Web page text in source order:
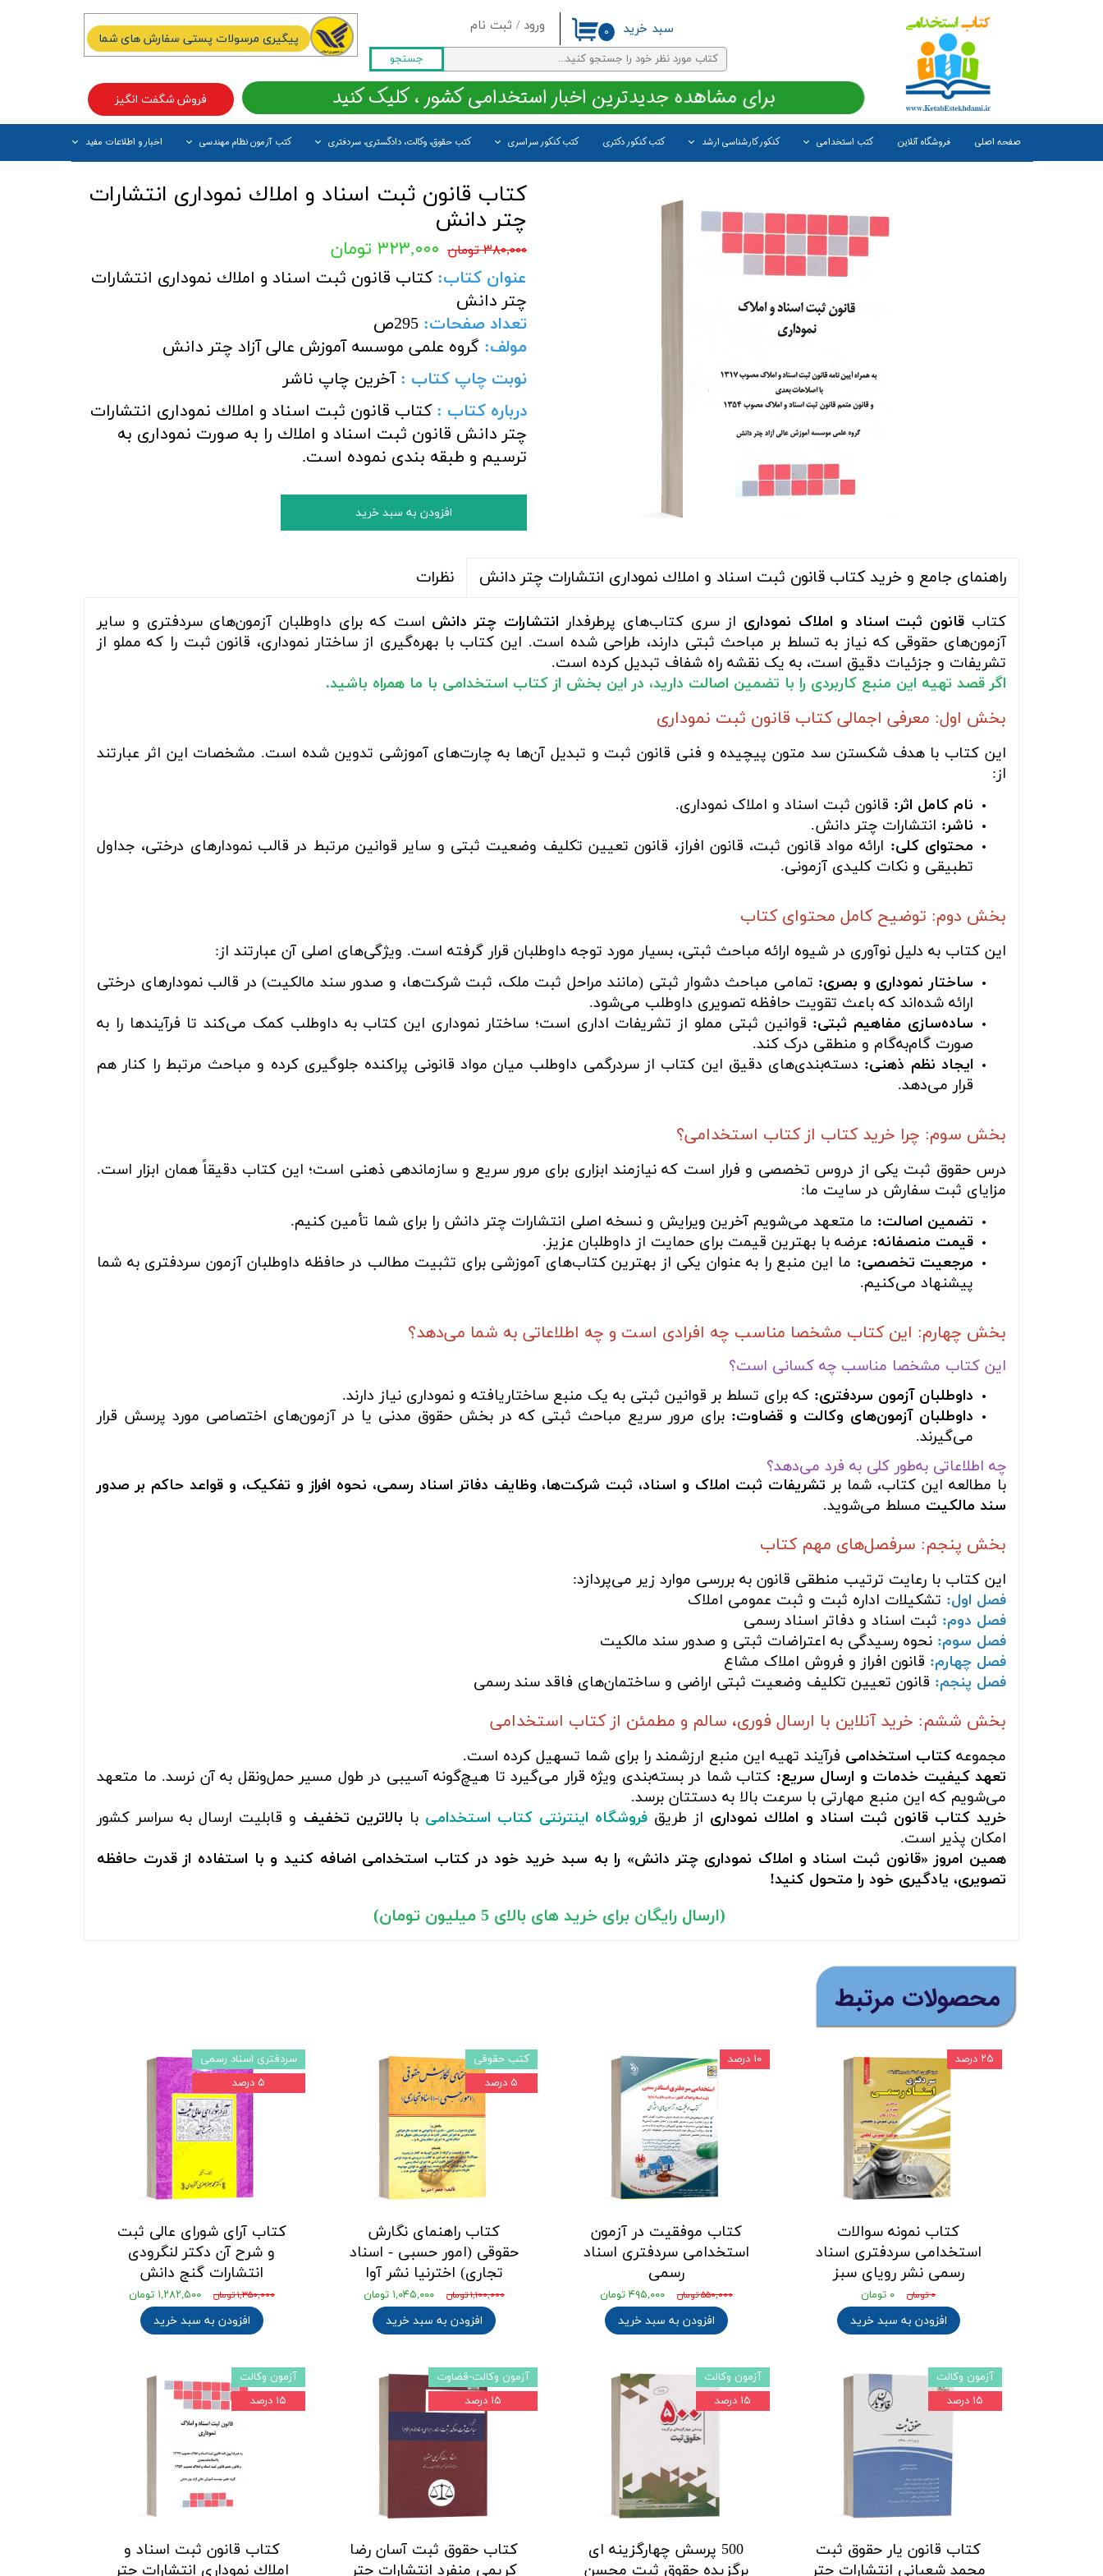
ورود / ثبت نام
حساب کاربری من
تغییر گذر واژه
سفارشات
خروج از حساب کاربری
جستجو
صفحه اصلی فروشگاه آنلاین کتب استخدامی کنکور کارشناسی ارشد کتب کنکور دکتری کتب کنکور سراسری کتب حقوق، وکالت، دادگستری، سردفتری کتب آزمون نظام مهندسی اخبار و اطلاعات مفید
۰ سبد خرید
فروش شگفت انگیز برای مشاهده جدیدترین اخبار استخدامی کشور ، کلیک کنید
پیگیری مرسولات پستی سفارش های شما
کتاب قانون ثبت اسناد و املاك نموداری انتشارات
چتر دانش
۳۸۰,۰۰۰ تومان ۳۲۳,۰۰۰ تومان
عنوان کتاب:کتاب قانون ثبت اسناد و املاك نموداری انتشارات
چتر دانش
تعداد صفحات: 295ص
مولف: گروه علمی موسسه آموزش عالی آزاد چتر دانش
نوبت چاپ کتاب :آخرین چاپ ناشر
درباره کتاب :کتاب قانون ثبت اسناد و املاك نموداری انتشارات
چتر دانش قانون ثبت اسناد و املاك را به صورت نموداری به
ترسیم و طبقه بندی نموده است.
افزودن به سبد خرید
راهنمای جامع و خرید کتاب قانون ثبت اسناد و املاك نموداری انتشارات چتر دانش نظرات
کتاب قانون ثبت اسناد و املاک نموداری از سری کتاب‌های پرطرفدار انتشارات چتر دانش است که برای داوطلبان آزمون‌های سردفتری و سایر
آزمون‌های حقوقی که نیاز به تسلط بر مباحث ثبتی دارند، طراحی شده است. این کتاب با بهره‌گیری از ساختار نموداری، قانون ثبت را که مملو از
تشریفات و جزئیات دقیق است، به یک نقشه راه شفاف تبدیل کرده است.
اگر قصد تهیه این منبع کاربردی را با تضمین اصالت دارید، در این بخش از کتاب استخدامی با ما همراه باشید.
بخش اول: معرفی اجمالی کتاب قانون ثبت نموداری
این کتاب با هدف شکستن سد متون پیچیده و فنی قانون ثبت و تبدیل آن‌ها به چارت‌های آموزشی تدوین شده است. مشخصات این اثر عبارتند
از:
نام کامل اثر: قانون ثبت اسناد و املاک نموداری.
ناشر: انتشارات چتر دانش.
محتوای کلی: ارائه مواد قانون ثبت، قانون افراز، قانون تعیین تکلیف وضعیت ثبتی و سایر قوانین مرتبط در قالب نمودارهای درختی، جداول
تطبیقی و نکات کلیدی آزمونی.
بخش دوم: توضیح کامل محتوای کتاب
این کتاب به دلیل نوآوری در شیوه ارائه مباحث ثبتی، بسیار مورد توجه داوطلبان قرار گرفته است. ویژگی‌های اصلی آن عبارتند از:
ساختار نموداری و بصری: تمامی مباحث دشوار ثبتی (مانند مراحل ثبت ملک، ثبت شرکت‌ها، و صدور سند مالکیت) در قالب نمودارهای درختی
ارائه شده‌اند که باعث تقویت حافظه تصویری داوطلب می‌شود.
ساده‌سازی مفاهیم ثبتی: قوانین ثبتی مملو از تشریفات اداری است؛ ساختار نموداری این کتاب به داوطلب کمک می‌کند تا فرآیندها را به
صورت گام‌به‌گام و منطقی درک کند.
ایجاد نظم ذهنی: دسته‌بندی‌های دقیق این کتاب از سردرگمی داوطلب میان مواد قانونی پراکنده جلوگیری کرده و مباحث مرتبط را کنار هم
قرار می‌دهد.
بخش سوم: چرا خرید کتاب از کتاب استخدامی؟
درس حقوق ثبت یکی از دروس تخصصی و فرار است که نیازمند ابزاری برای مرور سریع و سازماندهی ذهنی است؛ این کتاب دقیقاً همان ابزار است.
مزایای ثبت سفارش در سایت ما:
تضمین اصالت: ما متعهد می‌شویم آخرین ویرایش و نسخه اصلی انتشارات چتر دانش را برای شما تأمین کنیم.
قیمت منصفانه: عرضه با بهترین قیمت برای حمایت از داوطلبان عزیز.
مرجعیت تخصصی: ما این منبع را به عنوان یکی از بهترین کتاب‌های آموزشی برای تثبیت مطالب در حافظه داوطلبان آزمون سردفتری به شما
پیشنهاد می‌کنیم.
بخش چهارم: این کتاب مشخصا مناسب چه افرادی است و چه اطلاعاتی به شما می‌دهد؟
این کتاب مشخصا مناسب چه کسانی است؟
داوطلبان آزمون سردفتری: که برای تسلط بر قوانین ثبتی به یک منبع ساختاریافته و نموداری نیاز دارند.
داوطلبان آزمون‌های وکالت و قضاوت: برای مرور سریع مباحث ثبتی که در بخش حقوق مدنی یا در آزمون‌های اختصاصی مورد پرسش قرار
می‌گیرند.
چه اطلاعاتی به‌طور کلی به فرد می‌دهد؟
با مطالعه این کتاب، شما بر تشریفات ثبت املاک و اسناد، ثبت شرکت‌ها، وظایف دفاتر اسناد رسمی، نحوه افراز و تفکیک، و قواعد حاکم بر صدور
سند مالکیت مسلط می‌شوید.
بخش پنجم: سرفصل‌های مهم کتاب
این کتاب با رعایت ترتیب منطقی قانون به بررسی موارد زیر می‌پردازد:
فصل اول: تشکیلات اداره ثبت و ثبت عمومی املاک
فصل دوم: ثبت اسناد و دفاتر اسناد رسمی
فصل سوم: نحوه رسیدگی به اعتراضات ثبتی و صدور سند مالکیت
فصل چهارم: قانون افراز و فروش املاک مشاع
فصل پنجم: قانون تعیین تکلیف وضعیت ثبتی اراضی و ساختمان‌های فاقد سند رسمی
بخش ششم: خرید آنلاین با ارسال فوری، سالم و مطمئن از کتاب استخدامی
مجموعه کتاب استخدامی فرآیند تهیه این منبع ارزشمند را برای شما تسهیل کرده است.
تعهد کیفیت خدمات و ارسال سریع: کتاب شما در بسته‌بندی ویژه قرار می‌گیرد تا هیچ‌گونه آسیبی در طول مسیر حمل‌ونقل به آن نرسد. ما متعهد
می‌شویم که این منبع مهارتی با سرعت بالا به دستتان برسد.
خریدکتاب قانون ثبت اسناد و املاك نموداری از طریق فروشگاه اینترنتی کتاب استخدامی با بالاترین تخفیف و قابلیت ارسال به سراسر کشور
امکان پذیر است.
همین امروز «قانون ثبت اسناد و املاک نموداری چتر دانش» را به سبد خرید خود در کتاب استخدامی اضافه کنید و با استفاده از قدرت حافظه
تصویری، یادگیری خود را متحول کنید!
(ارسال رایگان برای خرید های بالای 5 میلیون تومان)
​محصولات مرتبط
کتاب نمونه سوالات
استخدامی سردفتری اسناد
رسمی نشر رویای سبز
۰ تومان ۰ تومان
افزودن به سبد خرید
۲۵ درصد
کتاب موفقیت در آزمون
استخدامی سردفتری اسناد
رسمی
۵۵۰,۰۰۰ تومان ۴۹۵,۰۰۰ تومان
افزودن به سبد خرید
۱۰ درصد
کتاب راهنمای نگارش
حقوقی (امور حسبی - اسناد
تجاری) اخترنیا نشر آوا
۱,۱۰۰,۰۰۰ تومان ۱,۰۴۵,۰۰۰ تومان
افزودن به سبد خرید
کتب حقوقی
۵ درصد
کتاب آرای شورای عالی ثبت
و شرح آن دکتر لنگرودی
انتشارات گنج دانش
۱,۳۵۰,۰۰۰ تومان ۱,۲۸۲,۵۰۰ تومان
افزودن به سبد خرید
سردفتری اسناد رسمی
۵ درصد
کتاب قانون یار حقوق ثبت
محمد شعبانی انتشارات چتر
آزمون وکالت
۱۵ درصد
500 پرسش چهارگزینه ای
برگزیده حقوق ثبت محسن
آزمون وکالت
۱۵ درصد
کتاب حقوق ثبت آسان رضا
کریمی منفرد انتشارات چتر
آزمون وکالت-قضاوت
۱۵ درصد
کتاب قانون ثبت اسناد و
املاك نموداری انتشارات چتر
آزمون وکالت
۱۵ درصد